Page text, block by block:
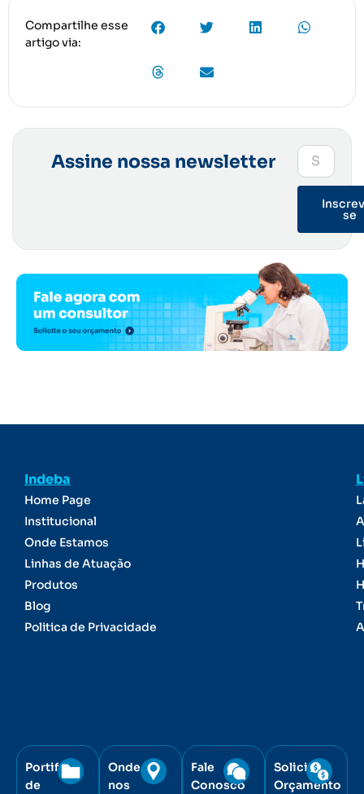
Compartilhe esse
artigo via:
Assine nossa newsletter
se
Indeba
Home Page
Institucional
Onde Estamos
Linhas de Atuação
Produtos
Blog
Politica de Privacidade
Portifólio
de
Onde
nos
Fale
Conosco
Solicite
Orçamento